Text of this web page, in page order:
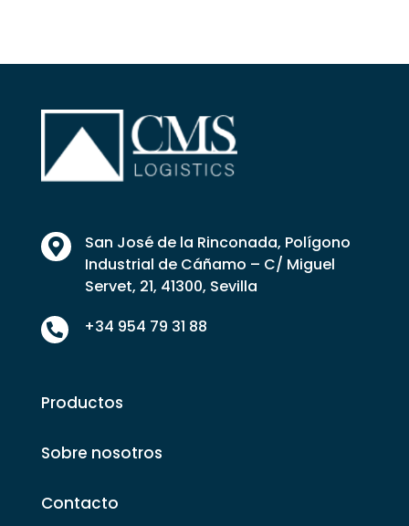

San José de la Rinconada, Polígono
Industrial de Cáñamo – C/ Miguel
Servet, 21, 41300, Sevilla
 +34 954 79 31 88
Productos
Sobre nosotros
Contacto